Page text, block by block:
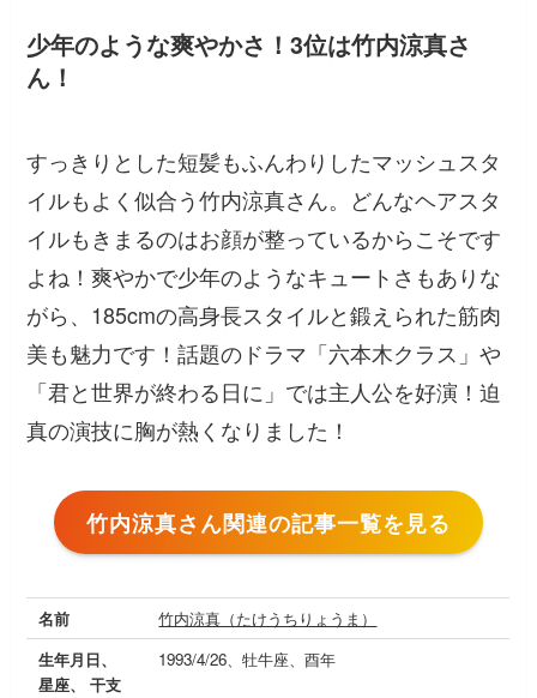
少年のような爽やかさ！3位は竹内涼真さ
ん！
すっきりとした短髪もふんわりしたマッシュスタ
イルもよく似合う竹内涼真さん。どんなヘアスタ
イルもきまるのはお顔が整っているからこそです
よね！爽やかで少年のようなキュートさもありな
がら、185cmの高身長スタイルと鍛えられた筋肉
美も魅力です！話題のドラマ「六本木クラス」や
「君と世界が終わる日に」では主人公を好演！迫
真の演技に胸が熱くなりました！
竹内涼真さん関連の記事一覧を見る
名前
竹内涼真（たけうちりょうま）
生年月日、
星座、 干支
1993/4/26、牡牛座、酉年